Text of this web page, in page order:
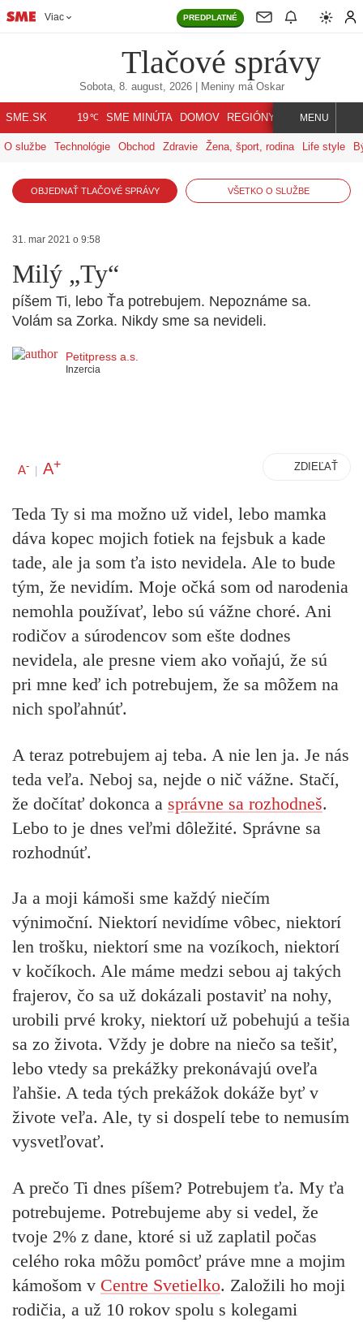
Viac PREDPLATNÉ
Tlačové správy
Sobota, 8. august, 2026| Meniny má Oskar
SME.SK 19℃ SME MINÚTA DOMOV REGIÓNY INDEX SVET
MENU
O službe Technológie Obchod Zdravie Žena, šport, rodina Life style
OBJEDNAŤ TLAČOVÉ SPRÁVY VŠETKO O SLUŽBE
31. mar 2021 o 9:58
Milý „Ty“
píšem Ti, lebo Ťa potrebujem. Nepoznáme sa.
Volám sa Zorka. Nikdy sme sa nevideli.
Petitpress a.s.
Inzercia
A- | A+ ZDIEĽAŤ
Teda Ty si ma možno už videl, lebo mamka
dáva kopec mojich fotiek na fejsbuk a kade
tade, ale ja som ťa isto nevidela. Ale to bude
tým, že nevidím. Moje očká som od narodenia
nemohla používať, lebo sú vážne choré. Ani
rodičov a súrodencov som ešte dodnes
nevidela, ale presne viem ako voňajú, že sú
pri mne keď ich potrebujem, že sa môžem na
nich spoľahnúť.
A teraz potrebujem aj teba. A nie len ja. Je nás
teda veľa. Neboj sa, nejde o nič vážne. Stačí,
že dočítať dokonca a správne sa rozhodneš.
Lebo to je dnes veľmi dôležité. Správne sa
rozhodnúť.
Ja a moji kámoši sme každý niečím
výnimoční. Niektorí nevidíme vôbec, niektorí
len trošku, niektorí sme na vozíkoch, niektorí
v kočíkoch. Ale máme medzi sebou aj takých
frajerov, čo sa už dokázali postaviť na nohy,
urobili prvé kroky, niektorí už pobehujú a tešia
sa zo života. Vždy je dobre na niečo sa tešiť,
lebo vtedy sa prekážky prekonávajú oveľa
ľahšie. A teda tých prekážok dokáže byť v
živote veľa. Ale, ty si dospelí tebe to nemusím
vysvetľovať.
A prečo Ti dnes píšem? Potrebujem ťa. My ťa
potrebujeme. Potrebujeme aby si vedel, že
tvoje 2% z dane, ktoré si už zaplatil počas
celého roka môžu pomôcť práve mne a mojim
kámošom v Centre Svetielko. Založili ho moji
rodičia, a už 10 rokov spolu s kolegami